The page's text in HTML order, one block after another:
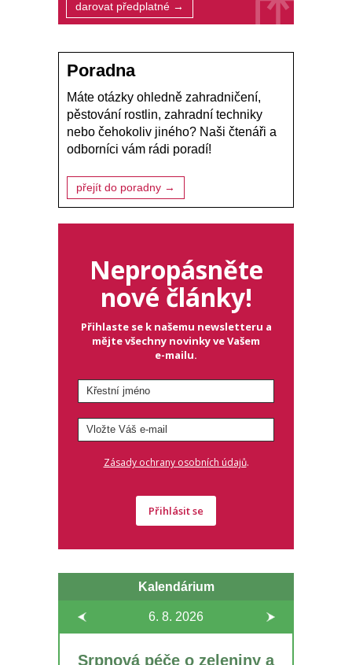
darovat předplatné →
Poradna
Máte otázky ohledně zahradničení,
pěstování rostlin, zahradní techniky
nebo čehokoliv jiného? Naši čtenáři a
odborníci vám rádi poradí!
přejít do poradny →
Nepropásněte
nové články!
Přihlaste se k našemu newsletteru a
mějte všechny novinky ve Vašem
e-mailu.
Zásady ochrany osobních údajů.
Přihlásit se
Kalendárium
6. 8. 2026
Srpnová péče o zeleniny a